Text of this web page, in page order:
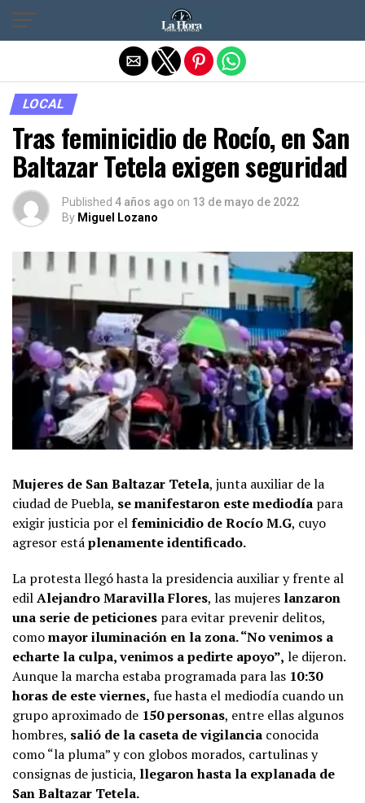
LOCAL
Tras feminicidio de Rocío, en San
Baltazar Tetela exigen seguridad
Published 4 años ago on 13 de mayo de 2022
By Miguel Lozano
Mujeres de San Baltazar Tetela, junta auxiliar de la
ciudad de Puebla, se manifestaron este mediodía para
exigir justicia por elfeminicidio de Rocío M.G, cuyo
agresor estáplenamente identificado.
La protesta llegó hasta la presidencia auxiliar y frente al
edilAlejandro Maravilla Flores, las mujeres lanzaron
una serie de peticiones para evitar prevenir delitos,
comomayor iluminación en la zona. “No venimos a
echarte la culpa, venimos a pedirte apoyo”, le dijeron.
Aunque la marcha estaba programada para las 10:30
horas de este viernes, fue hasta el mediodía cuando un
grupo aproximado de 150 personas, entre ellas algunos
hombres, salió de la caseta de vigilancia conocida
como “la pluma” y con globos morados, cartulinas y
consignas de justicia, llegaron hasta la explanada de
San Baltazar Tetela.
Salir de la versión móvil